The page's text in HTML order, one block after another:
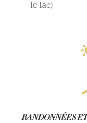
le lac)
RANDONNÉES